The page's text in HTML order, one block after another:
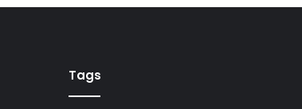
Tags